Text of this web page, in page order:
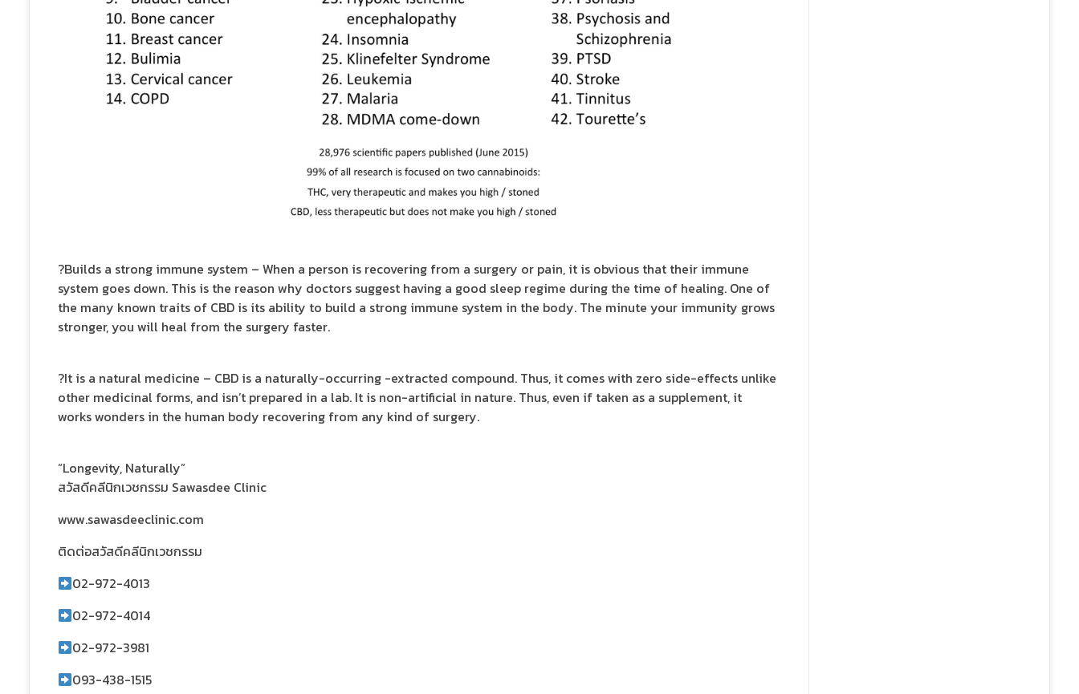
?Builds a strong immune system – When a person is recovering from a surgery or pain, it is obvious that their immune
system goes down. This is the reason why doctors suggest having a good sleep regime during the time of healing. One of
the many known traits of CBD is its ability to build a strong immune system in the body. The minute your immunity grows
stronger, you will heal from the surgery faster.
?It is a natural medicine – CBD is a naturally-occurring -extracted compound. Thus, it comes with zero side-effects unlike
other medicinal forms, and isn’t prepared in a lab. It is non-artificial in nature. Thus, even if taken as a supplement, it
works wonders in the human body recovering from any kind of surgery.
“Longevity, Naturally”
สวัสดีคลีนิกเวชกรรม Sawasdee Clinic
www.sawasdeeclinic.com
ติดต่อสวัสดีคลีนิกเวชกรรม
02-972-4013
02-972-4014
02-972-3981
093-438-1515